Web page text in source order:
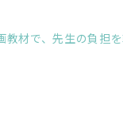
教材で、先生の負担